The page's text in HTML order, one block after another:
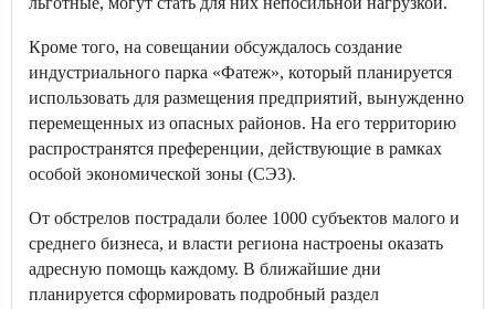
Кроме того, на совещании обсуждалось создание
индустриального парка «Фатеж», который планируется
использовать для размещения предприятий, вынужденно
перемещенных из опасных районов. На его территорию
распространятся преференции, действующие в рамках
особой экономической зоны (СЭЗ).
От обстрелов пострадали более 1000 субъектов малого и
среднего бизнеса, и власти региона настроены оказать
адресную помощь каждому. В ближайшие дни
планируется сформировать подробный раздел